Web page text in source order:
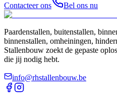
Contacteer ons Bel ons nu
Paardenstallen, buitenstallen,
binnenstallen, omheiningen,
Stallenbouw zoekt de gepaste
die jij nodig hebt.
info@rhstallenbouw.be